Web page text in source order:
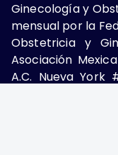
Ginecología y
mensual por la
Obstetricia y
Asociación
A.C. Nueva York